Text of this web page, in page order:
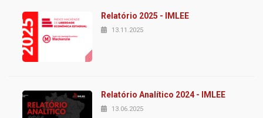
Relatório 2025 - IMLEE
13.11.2025
Relatório Analítico 2024 - IMLEE
13.06.2025